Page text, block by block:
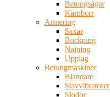
Betongsågar
Kärnborr
Armering
Saxar
Bockning
Najning
Upplag
Betongmaskiner
Blandare
Stavvibratorer
Slodor